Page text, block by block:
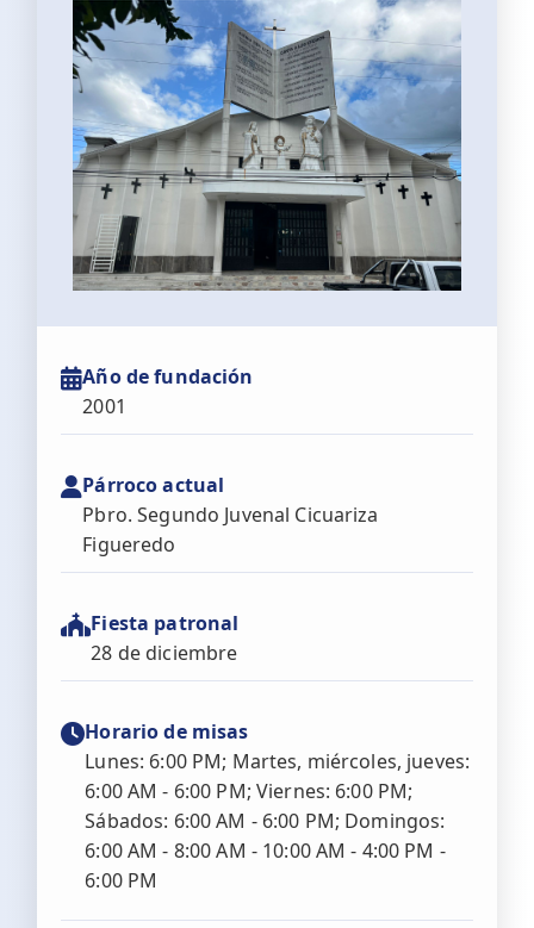
Año de fundación
2001
Párroco actual
Pbro. Segundo Juvenal Cicuariza
Figueredo
Fiesta patronal
28 de diciembre
Horario de misas
Lunes: 6:00 PM; Martes, miércoles, jueves:
6:00 AM - 6:00 PM; Viernes: 6:00 PM;
Sábados: 6:00 AM - 6:00 PM; Domingos:
6:00 AM - 8:00 AM - 10:00 AM - 4:00 PM -
6:00 PM